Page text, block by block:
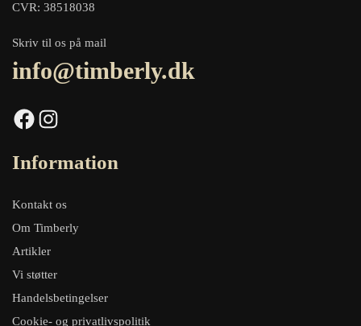
CVR: 38518038
Skriv til os på mail
info@timberly.dk
Facebook Instagram
Information
Kontakt os
Om Timberly
Artikler
Vi støtter
Handelsbetingelser
Cookie- og privatlivspolitik